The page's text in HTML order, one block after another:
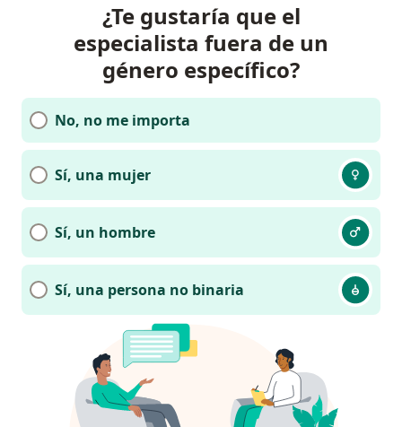
¿Te gustaría que el
especialista fuera de un
género específico?
No, no me importa
Sí, una mujer
Sí, un hombre
Sí, una persona no binaria